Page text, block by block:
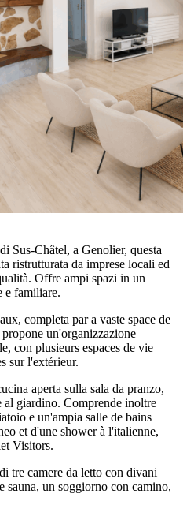
Sus-Châtel, a Genolier, questa
ristrutturata da imprese locali ed
Offre ampi spazi in un
e familiare.
completa par a vaste space de
un'organizzazione
con plusieurs espaces de vie
sur l'extérieur.
aperta sulla sala da pranzo,
al giardino. Comprende inoltre
e un'ampia salle de bains
et d'une shower à l'italienne,
Visitors.
tre camere da letto con divani
sauna, un soggiorno con camino,